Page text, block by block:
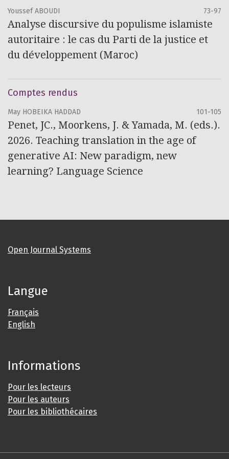
Youssef ABOUDI 73-97
Analyse discursive du populisme islamiste
autoritaire : le cas du Parti de la justice et
du développement (Maroc)
Comptes rendus
May HOBEIKA HADDAD 101-105
Penet, JC., Moorkens, J. & Yamada, M. (eds.).
2026. Teaching translation in the age of
generative AI: New paradigm, new
learning? Language Science
Open Journal Systems
Langue
Français
English
Informations
Pour les lecteurs
Pour les auteurs
Pour les bibliothécaires